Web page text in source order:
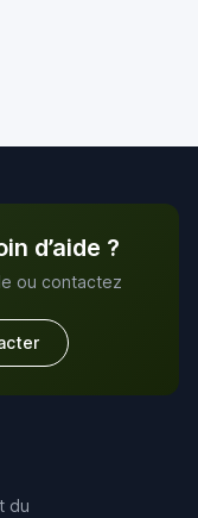
d’aide ?
ou contactez
du